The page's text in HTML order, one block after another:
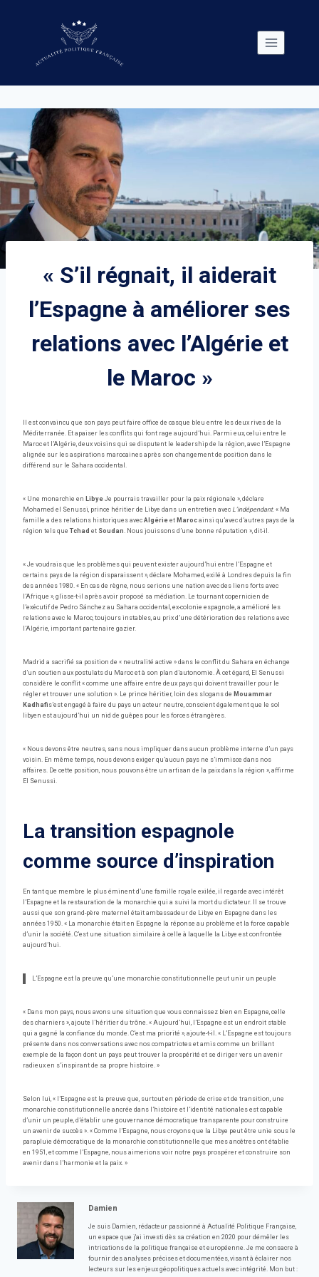
« S’il régnait, il aiderait
l’Espagne à améliorer ses
relations avec l’Algérie et
le Maroc »
Il est convaincu que son pays peut faire office de casque bleu entre les deux rives de la
Méditerranée. Et apaiser les conflits qui font rage aujourd’hui. Parmi eux, celui entre le
Maroc et l’Algérie, deux voisins qui se disputent le leadership de la région, avec l’Espagne
alignée sur les aspirations marocaines après son changement de position dans le
différend sur le Sahara occidental.
« Une monarchie en Libye Je pourrais travailler pour la paix régionale », déclare
Mohamed el Senussi, prince héritier de Libye dans un entretien avec L’indépendant. « Ma
famille a des relations historiques avec Algérie et Maroc ainsi qu’avec d’autres pays de la
région tels queTchad et Soudan. Nous jouissons d’une bonne réputation », dit-il.
« Je voudrais que les problèmes qui peuvent exister aujourd’hui entre l’Espagne et
certains pays de la région disparaissent », déclare Mohamed, exilé à Londres depuis la fin
des années 1980. « En cas de règne, nous serions une nation avec des liens forts avec
l’Afrique », glisse-t-il après avoir proposé sa médiation. Le tournant copernicien de
l’exécutif de Pedro Sánchez au Sahara occidental, ex-colonie espagnole, a amélioré les
relations avec le Maroc, toujours instables, au prix d’une détérioration des relations avec
l’Algérie, important partenaire gazier.
Madrid a sacrifié sa position de « neutralité active » dans le conflit du Sahara en échange
d’un soutien aux postulats du Maroc et à son plan d’autonomie. À cet égard, El Senussi
considère le conflit « comme une affaire entre deux pays qui doivent travailler pour le
régler et trouver une solution ». Le prince héritier, loin des slogans de Mouammar
Kadhafi s’est engagé à faire du pays un acteur neutre, conscient également que le sol
libyen est aujourd’hui un nid de guêpes pour les forces étrangères.
« Nous devons être neutres, sans nous impliquer dans aucun problème interne d’un pays
voisin. En même temps, nous devons exiger qu’aucun pays ne s’immisce dans nos
affaires. De cette position, nous pouvons être un artisan de la paix dans la région », affirme
El Senussi.
La transition espagnole
comme source d’inspiration
En tant que membre le plus éminent d’une famille royale exilée, il regarde avec intérêt
l’Espagne et la restauration de la monarchie qui a suivi la mort du dictateur. Il se trouve
aussi que son grand-père maternel était ambassadeur de Libye en Espagne dans les
années 1950. « La monarchie était en Espagne la réponse au problème et la force capable
d’unir la société. C’est une situation similaire à celle à laquelle la Libye est confrontée
aujourd’hui.
L’Espagne est la preuve qu’une monarchie constitutionnelle peut unir un peuple
« Dans mon pays, nous avons une situation que vous connaissez bien en Espagne, celle
des charniers », ajoute l’héritier du trône. « Aujourd’hui, l’Espagne est un endroit stable
qui a gagné la confiance du monde. C’est ma priorité », ajoute-t-il. « L’Espagne est toujours
présente dans nos conversations avec nos compatriotes et amis comme un brillant
exemple de la façon dont un pays peut trouver la prospérité et se diriger vers un avenir
radieux en s’inspirant de sa propre histoire. »
Selon lui, « l’Espagne est la preuve que, surtout en période de crise et de transition, une
monarchie constitutionnelle ancrée dans l’histoire et l’identité nationales est capable
d’unir un peuple, d’établir une gouvernance démocratique transparente pour construire
un avenir de succès ». « Comme l’Espagne, nous croyons que la Libye peut être unie sous le
parapluie démocratique de la monarchie constitutionnelle que mes ancêtres ont établie
en 1951, et comme l’Espagne, nous aimerions voir notre pays prospérer et construire son
avenir dans l’harmonie et la paix. »
Damien
Je suis Damien, rédacteur passionné à Actualité Politique Française,
un espace que j'ai investi dès sa création en 2020 pour démêler les
intrications de la politique française et européenne. Je me consacre à
fournir des analyses précises et documentées, visant à éclairer nos
lecteurs sur les enjeux géopolitiques actuels avec intégrité. Mon but :